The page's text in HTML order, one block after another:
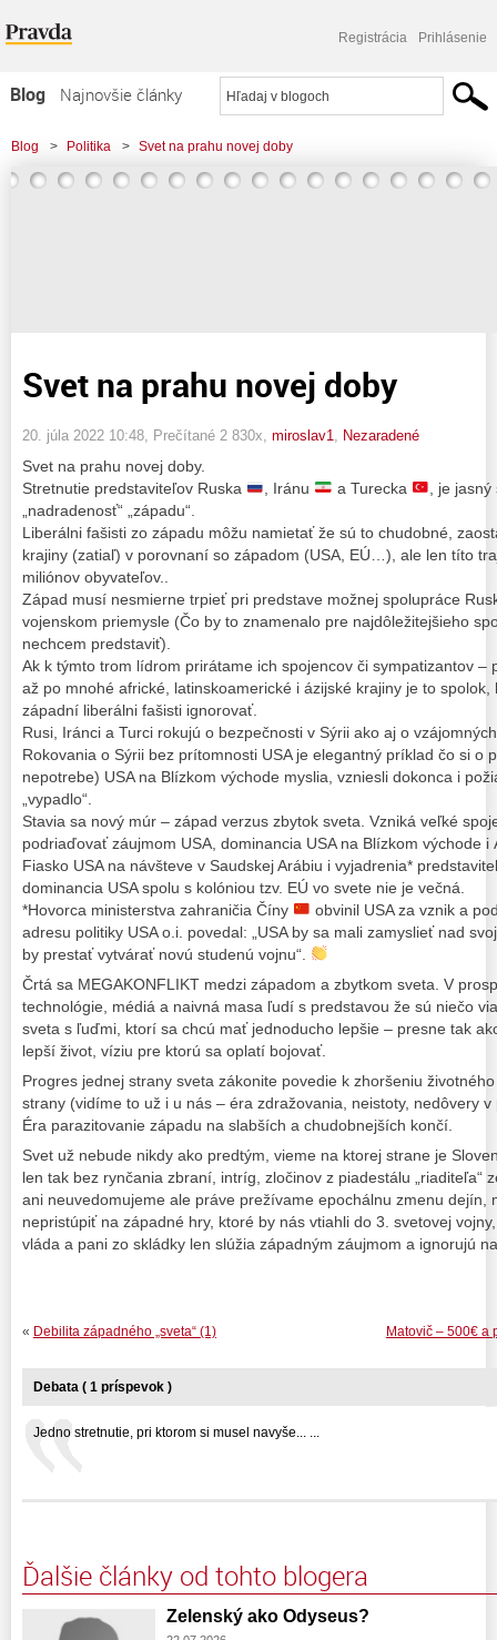
Registrácia Prihlásenie
Blog
Najnovšie články
Najčítanejšie články
Najkomentovanejšie články
Blog > Politika > Svet na prahu novej doby
Svet na prahu novej doby
20. júla 2022 10:48 , Prečítané 2 830x, miroslav1 Nezaradené
Svet na prahu novej doby.
Stretnutie predstaviteľov Ruska
, Iránu a Turecka
, je
„nadradenosť“ „západu“.
Liberálni fašisti zo západu môžu namietať že sú to chudobné,
krajiny (zatiaľ) v porovnaní so západom (USA, EÚ…), ale len títo
miliónov obyvateľov..
Západ musí nesmierne trpieť pri predstave možnej spolupráce
vojenskom priemysle (Čo by to znamenalo pre najdôležitejšieho
nechcem predstaviť).
Ak k týmto trom lídrom prirátame ich spojencov či sympatizantov –
až po mnohé africké, latinskoamerické i ázijské krajiny je to
západní liberálni fašisti ignorovať.
Rusi, Iránci a Turci rokujú o bezpečnosti v Sýrii ako aj o
Rokovania o Sýrii bez prítomnosti USA je elegantný príklad čo si o
nepotrebe) USA na Blízkom východe myslia, vzniesli dokonca i
„vypadlo“.
Stavia sa nový múr – západ verzus zbytok sveta. Vzniká veľké
podriaďovať záujmom USA, dominancia USA na Blízkom východe i
Fiasko USA na návšteve v Saudskej Arábiu i vyjadrenia*
dominancia USA spolu s kolóniou tzv. EÚ vo svete nie je večná.
*Hovorca ministerstva zahraničia Číny
obvinil USA za vznik a
adresu politiky USA o.i. povedal: „USA by sa mali zamyslieť nad
by prestať vytvárať novú studenú vojnu“.
Črtá sa MEGAKONFLIKT medzi západom a zbytkom sveta. V
technológie, médiá a naivná masa ľudí s predstavou že sú niečo
sveta s ľuďmi, ktorí sa chcú mať jednoducho lepšie – presne tak
lepší život, víziu pre ktorú sa oplatí bojovať.
Progres jednej strany sveta zákonite povedie k zhoršeniu
strany (vidíme to už i u nás – éra zdražovania, neistoty, nedôvery v
Éra parazitovanie západu na slabších a chudobnejších končí.
Svet už nebude nikdy ako predtým, vieme na ktorej strane je
len tak bez rynčania zbraní, intríg, zločinov z piadestálu
ani neuvedomujeme ale práve prežívame epochálnu zmenu dejín,
nepristúpiť na západné hry, ktoré by nás vtiahli do 3. svetovej
vláda a pani zo skládky len slúžia západným záujmom a ignorujú
Matovič – 500€ a
« Debilita západného „sveta“ (1)
Debata ( 1 príspevok )
Jedno stretnutie, pri ktorom si musel navyše... ...
Ďalšie články od tohto blogera
Zelenský ako Odyseus?